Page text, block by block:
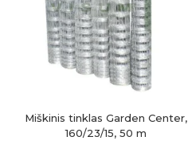
Miškinis tinklas Garden Center,
160/23/15, 50 m